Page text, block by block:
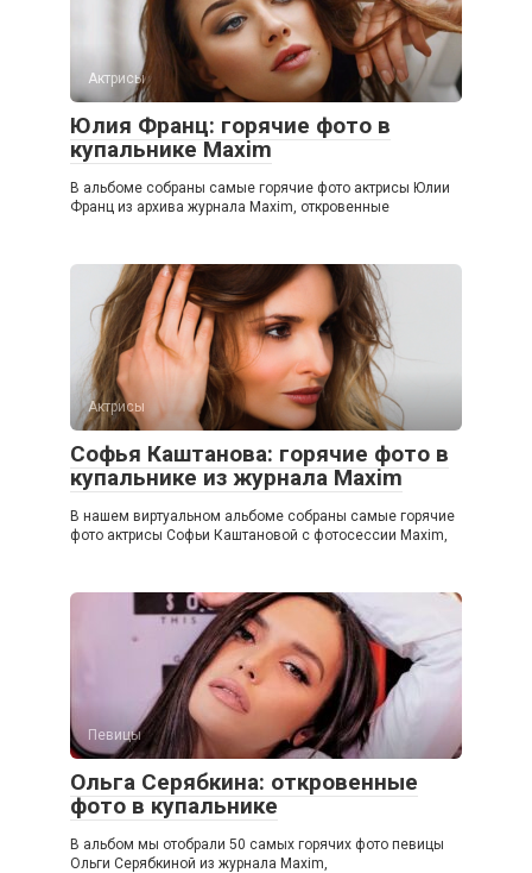
Актрисы
Юлия Франц: горячие фото в
купальнике Maxim
В альбоме собраны самые горячие фото актрисы Юлии
Франц из архива журнала Maxim, откровенные
Актрисы
Софья Каштанова: горячие фото в
купальнике из журнала Maxim
В нашем виртуальном альбоме собраны самые горячие
фото актрисы Софьи Каштановой с фотосессии Maxim,
Певицы
Ольга Серябкина: откровенные
фото в купальнике
В альбом мы отобрали 50 самых горячих фото певицы
Ольги Серябкиной из журнала Maxim,